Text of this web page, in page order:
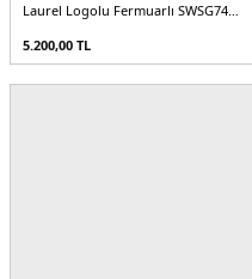
Laurel Logolu Fermuarlı SWSG7459157 Kadın Cüzdan
5.200,00 TL